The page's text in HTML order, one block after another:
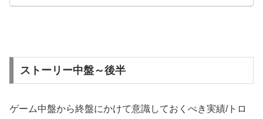
ストーリー中盤～後半
ゲーム中盤から終盤にかけて意識しておくべき実績/トロ